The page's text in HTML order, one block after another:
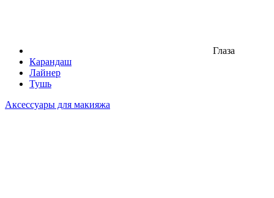
Глаза
Карандаш
Лайнер
Тушь
Аксессуары для макияжа